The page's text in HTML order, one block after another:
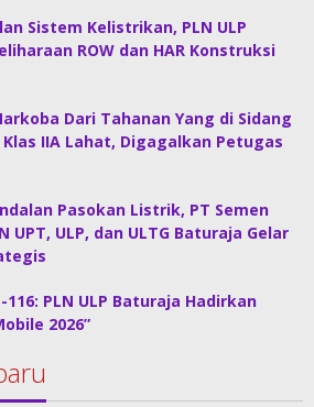
Sistem Kelistrikan, PLN ULP
ROW dan HAR Konstruksi
Dari Tahanan Yang di Sidang
IIA Lahat, Digagalkan Petugas
Pasokan Listrik, PT Semen
UPT, ULP, dan ULTG Baturaja Gelar
116: PLN ULP Baturaja Hadirkan
2026”